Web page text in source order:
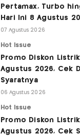
Pertamax, Turbo
Hari Ini 8 Agustus
07 Agustus 2026
Hot Issue
Promo Diskon
Agustus 2026, Cek
Syaratnya
06 Agustus 2026
Hot Issue
Promo Diskon
Agustus 2026, Cek